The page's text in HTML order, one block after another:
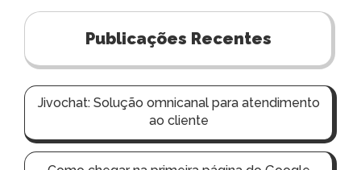
g
ç
ã
p
o
Publicações Recentes
Jivochat: Solução omnicanal para atendimento
ao cliente